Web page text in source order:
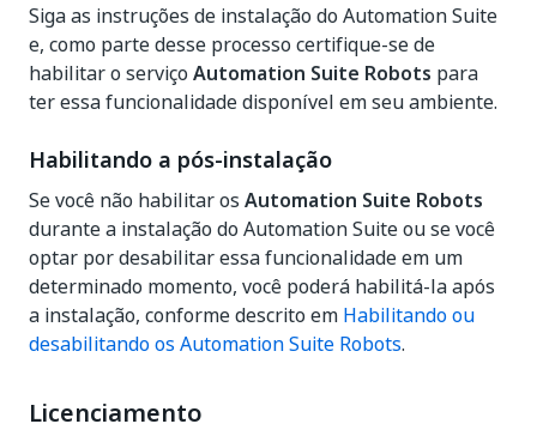
Siga as instruções de instalação do Automation Suite
e, como parte desse processo certifique-se de
habilitar o serviço Automation Suite Robots para
ter essa funcionalidade disponível em seu ambiente.
Habilitando a pós-instalação
Se você não habilitar os Automation Suite Robots
durante a instalação do Automation Suite ou se você
optar por desabilitar essa funcionalidade em um
determinado momento, você poderá habilitá-la após
a instalação, conforme descrito em Habilitando ou
desabilitando os Automation Suite Robots.
Licenciamento